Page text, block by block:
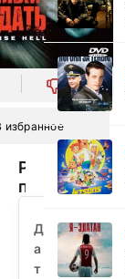
0
избранное
Рожденный
побеждать
смотреть
бесплатно
Д
а
т